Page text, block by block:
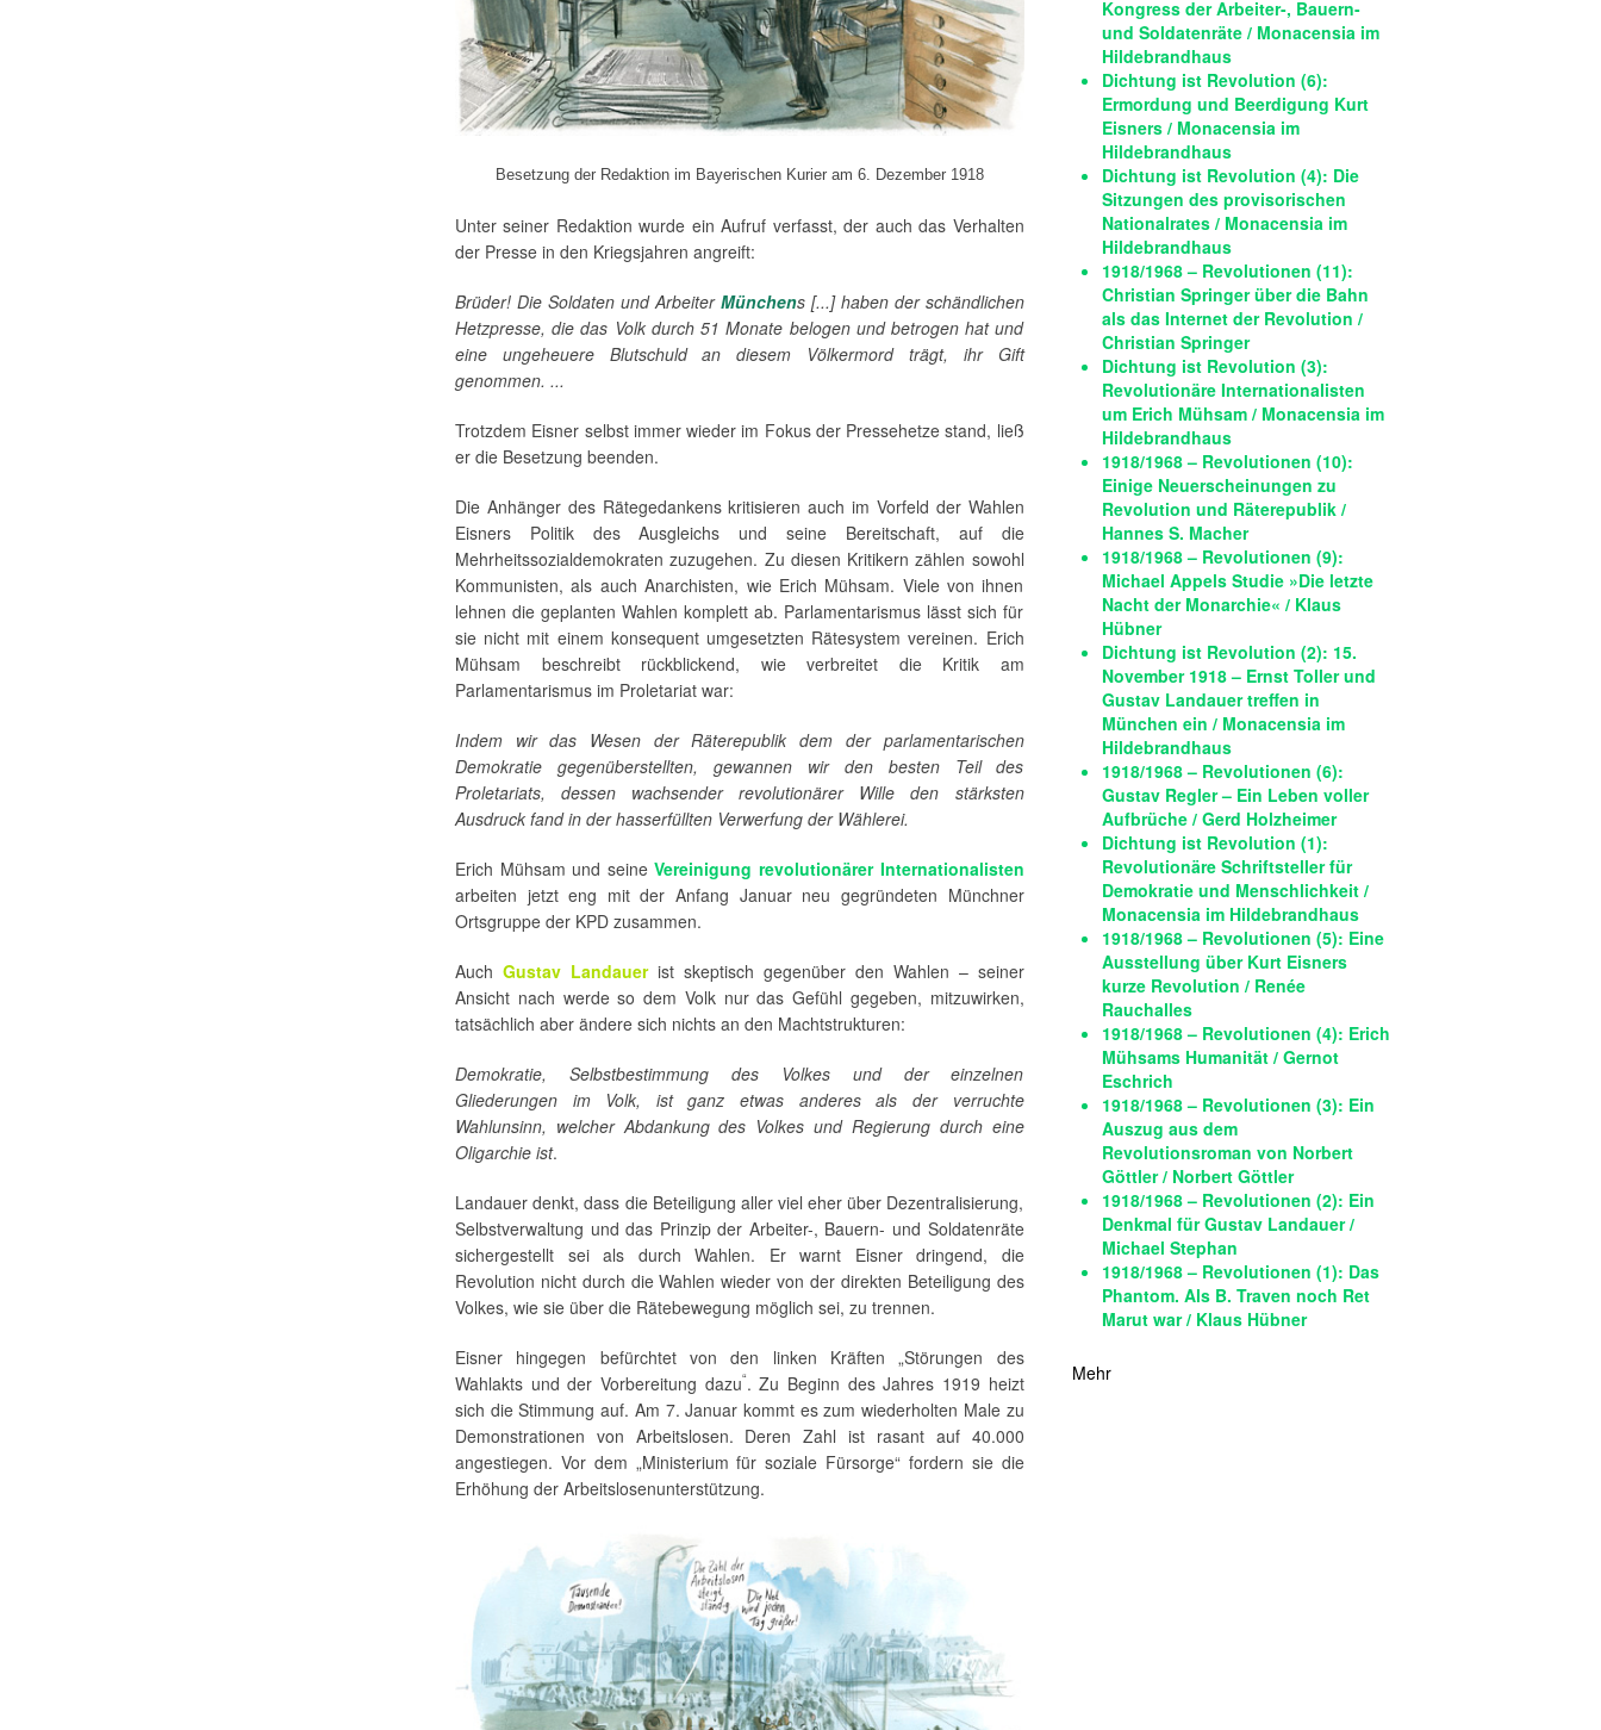
Besetzung der Redaktion im Bayerischen Kurier am 6. Dezember 1918
Unter seiner Redaktion wurde ein Aufruf verfasst, der auch das Verhalten
der Presse in den Kriegsjahren angreift:
Brüder! Die Soldaten und Arbeiter Münchens [...]haben der schändlichen
Hetzpresse, die das Volk durch 51 Monate belogen und betrogen hat und
eine ungeheuere Blutschuld an diesem Völkermord trägt, ihr Gift
genommen. ...
Trotzdem Eisner selbst immer wieder im Fokus der Pressehetze stand, ließ
er die Besetzung beenden.
Die Anhänger des Rätegedankens kritisieren auch im Vorfeld der Wahlen
Eisners Politik des Ausgleichs und seine Bereitschaft, auf die
Mehrheitssozialdemokraten zuzugehen. Zu diesen Kritikern zählen sowohl
Kommunisten, als auch Anarchisten, wie Erich Mühsam. Viele von ihnen
lehnen die geplanten Wahlen komplett ab. Parlamentarismus lässt sich für
sie nicht mit einem konsequent umgesetzten Rätesystem vereinen. Erich
Mühsam beschreibt rückblickend, wie verbreitet die Kritik am
Parlamentarismus im Proletariat war:
Indem wir das Wesen der Räterepublik dem der parlamentarischen
Demokratie gegenüberstellten, gewannen wir den besten Teil des
Proletariats, dessen wachsender revolutionärer Wille den stärksten
Ausdruck fand in der hasserfüllten Verwerfung der Wählerei.
Erich Mühsam und seineVereinigung revolutionärer Internationalisten
arbeiten jetzt eng mit der Anfang Januar neu gegründeten Münchner
Ortsgruppe der KPD zusammen.
Auch Gustav Landauerist skeptisch gegenüber den Wahlen – seiner
Ansicht nach werde so dem Volk nur das Gefühl gegeben, mitzuwirken,
tatsächlich aber ändere sich nichts an den Machtstrukturen:
Demokratie, Selbstbestimmung des Volkes und der einzelnen
Gliederungen im Volk, ist ganz etwas anderes als der verruchte
Wahlunsinn, welcher Abdankung des Volkes und Regierung durch eine
Oligarchie ist.
Landauer denkt, dass die Beteiligung aller viel eher über Dezentralisierung,
Selbstverwaltung und das Prinzip der Arbeiter-, Bauern- und Soldatenräte
sichergestellt sei als durch Wahlen. Er warnt Eisner dringend, die
Revolution nicht durch die Wahlen wieder von der direkten Beteiligung des
Volkes, wie sie über die Rätebewegung möglich sei, zu trennen.
Eisner hingegen befürchtet von den linken Kräften „Störungen des
Wahlakts und der Vorbereitung dazu“. Zu Beginn des Jahres 1919 heizt
sich die Stimmung auf. Am 7. Januar kommt es zum wiederholten Male zu
Demonstrationen von Arbeitslosen. Deren Zahl ist rasant auf 40.000
angestiegen. Vor dem „Ministerium für soziale Fürsorge“ fordern sie die
Erhöhung der Arbeitslosenunterstützung.
Kongress der Arbeiter-, Bauern-
und Soldatenräte / Monacensia im
Hildebrandhaus
Dichtung ist Revolution (6):
Ermordung und Beerdigung Kurt
Eisners / Monacensia im
Hildebrandhaus
Dichtung ist Revolution (4): Die
Sitzungen des provisorischen
Nationalrates / Monacensia im
Hildebrandhaus
1918/1968 – Revolutionen (11):
Christian Springer über die Bahn
als das Internet der Revolution /
Christian Springer
Dichtung ist Revolution (3):
Revolutionäre Internationalisten
um Erich Mühsam / Monacensia im
Hildebrandhaus
1918/1968 – Revolutionen (10):
Einige Neuerscheinungen zu
Revolution und Räterepublik /
Hannes S. Macher
1918/1968 – Revolutionen (9):
Michael Appels Studie »Die letzte
Nacht der Monarchie« / Klaus
Hübner
Dichtung ist Revolution (2): 15.
November 1918 – Ernst Toller und
Gustav Landauer treffen in
München ein / Monacensia im
Hildebrandhaus
1918/1968 – Revolutionen (6):
Gustav Regler – Ein Leben voller
Aufbrüche / Gerd Holzheimer
Dichtung ist Revolution (1):
Revolutionäre Schriftsteller für
Demokratie und Menschlichkeit /
Monacensia im Hildebrandhaus
1918/1968 – Revolutionen (5): Eine
Ausstellung über Kurt Eisners
kurze Revolution / Renée
Rauchalles
1918/1968 – Revolutionen (4): Erich
Mühsams Humanität / Gernot
Eschrich
1918/1968 – Revolutionen (3): Ein
Auszug aus dem
Revolutionsroman von Norbert
Göttler / Norbert Göttler
1918/1968 – Revolutionen (2): Ein
Denkmal für Gustav Landauer /
Michael Stephan
1918/1968 – Revolutionen (1): Das
Phantom. Als B. Traven noch Ret
Marut war / Klaus Hübner
Mehr